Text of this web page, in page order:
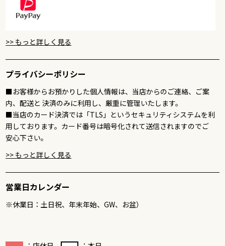
>> もっと詳しく見る
プライバシーポリシー
■お客様からお預かりした個人情報は、当店からのご連絡、ご案
内、配送と 決済のみに利用し、厳重に管理いたします。
■当店のカード決済では「TLS」というセキュリティシステムを利
用しております。カード番号は暗号化されて送信されますのでご
安心下さい。
>> もっと詳しく見る
営業日カレンダー
※休業日：土日祝、年末年始、GW、お盆）